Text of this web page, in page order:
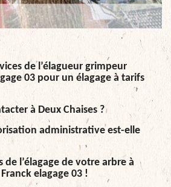
de l’élagueur grimpeur
03 pour un élagage à tarifs
à Deux Chaises ?
administrative est-elle
de l’élagage de votre arbre à
Franck elagage 03 !